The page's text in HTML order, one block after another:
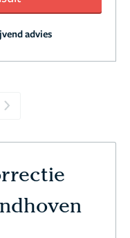
advies
Next